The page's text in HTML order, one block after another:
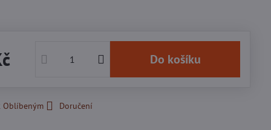
Do košíku
Oblíbeným Doručení